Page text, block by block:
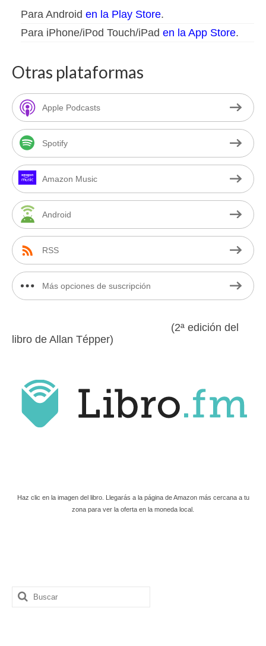
Para Android en la Play Store.
Para iPhone/iPod Touch/iPad en la App Store.
Otras plataformas
Apple Podcasts
Spotify
Amazon Music
Android
RSS
Más opciones de suscripción
(2ª edición del
libro de Allan Tépper)
Haz clic en la imagen del libro. Llegarás a la página de Amazon más cercana a tu
zona para ver la oferta en la moneda local.
Buscar
por: